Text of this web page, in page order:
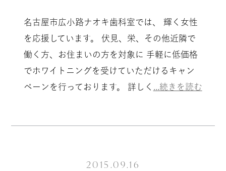
名古屋市広小路ナオキ歯科室では、 輝く女性
を応援しています。 伏見、栄、その他近隣で
働く方、お住まいの方を対象に 手軽に低価格
でホワイトニングを受けていただけるキャン
ペーンを行っております。 詳しく
...続きを読む
2015.09.16